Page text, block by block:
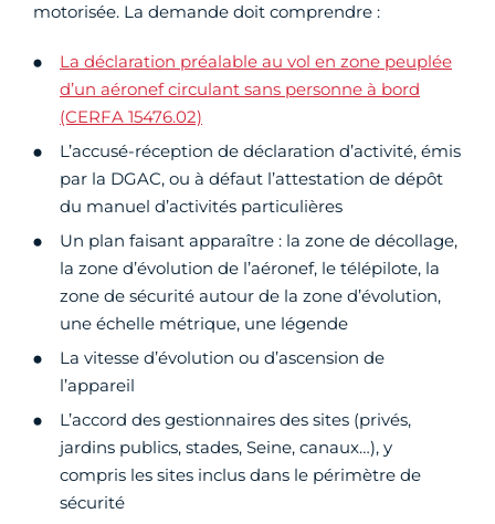
motorisée. La demande doit comprendre :
La déclaration préalable au vol en zone peuplée
d’un aéronef circulant sans personne à bord
(CERFA 15476.02)
L’accusé-réception de déclaration d’activité, émis
par la DGAC, ou à défaut l’attestation de dépôt
du manuel d’activités particulières
Un plan faisant apparaître : la zone de décollage,
la zone d’évolution de l’aéronef, le télépilote, la
zone de sécurité autour de la zone d’évolution,
une échelle métrique, une légende
La vitesse d’évolution ou d’ascension de
l’appareil
L’accord des gestionnaires des sites (privés,
jardins publics, stades, Seine, canaux…), y
compris les sites inclus dans le périmètre de
sécurité